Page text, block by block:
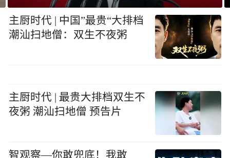
主厨时代 | 中国”最贵“大排档
潮汕扫地僧：双生不夜粥
主厨时代 | 最贵大排档双生不
夜粥 潮汕扫地僧 预告片
智观察—你敢兜底！我敢